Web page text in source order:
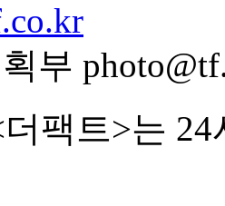
부
팩트>는